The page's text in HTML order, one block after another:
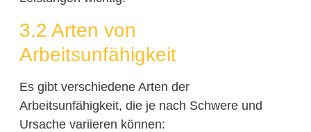
3.2 Arten von
Arbeitsunfähigkeit
Es gibt verschiedene Arten der
Arbeitsunfähigkeit, die je nach Schwere und
Ursache variieren können: